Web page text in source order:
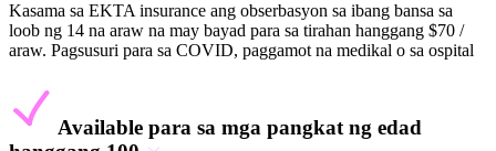
Kasama sa EKTA insurance ang obserbasyon sa ibang bansa sa
loob ng 14 na araw na may bayad para sa tirahan hanggang $70 /
araw. Pagsusuri para sa COVID, paggamot na medikal o sa ospital
Available para sa mga pangkat ng edad